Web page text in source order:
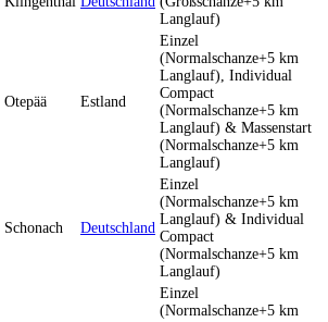
Langlauf)
Otepää Estland
Einzel
(Normalschanze+5 km
Langlauf), Individual
Compact
(Normalschanze+5 km
Langlauf) & Massenstart
(Normalschanze+5 km
Langlauf)
Schonach Deutschland
Einzel
(Normalschanze+5 km
Langlauf) & Individual
Compact
(Normalschanze+5 km
Langlauf)
Einzel
(Normalschanze+5 km